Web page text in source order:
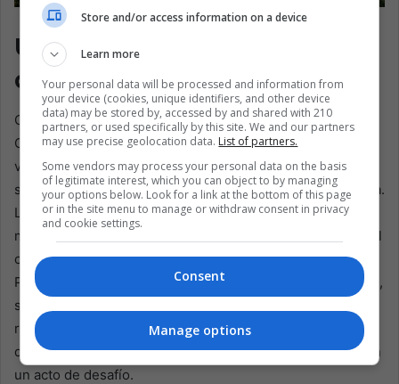
EFE/Miguel Vazquez
Un escenario para la
democracia y el descontento
Chile y Brasil llevan claramente esa contradicción. En
Chile, el Primero de Mayo ha estado largo tiempo
vinculado a mineros, trabajadores industriales, partidos
socialistas y, más tarde, a la resistencia contra la dictadura.
Los movimientos sindicales chilenos estuvieron entre los
más fuertes de la región, y los sindicatos jugaron un papel
clave en la política que llevó al gobierno de la Unidad
Popular de Salvador Allende. Tras el golpe militar de 1973,
sindicatos y organizaciones de izquierda enfrentaron una
represión violenta. Bajo la dictadura, el Primero de Mayo
dejó de ser solo una festividad laboral para convertirse en
un acto de desafío.
Store and/or access information on a device
Learn more
Your personal data will be processed and information from
your device (cookies, unique identifiers, and other device
data) may be stored by, accessed by and shared with 210
partners, or used specifically by this site. We and our partners
may use precise geolocation data. List of partners.
Some vendors may process your personal data on the basis
of legitimate interest, which you can object to by managing
your options below. Look for a link at the bottom of this page
or in the site menu to manage or withdraw consent in privacy
and cookie settings.
Consent
Manage options